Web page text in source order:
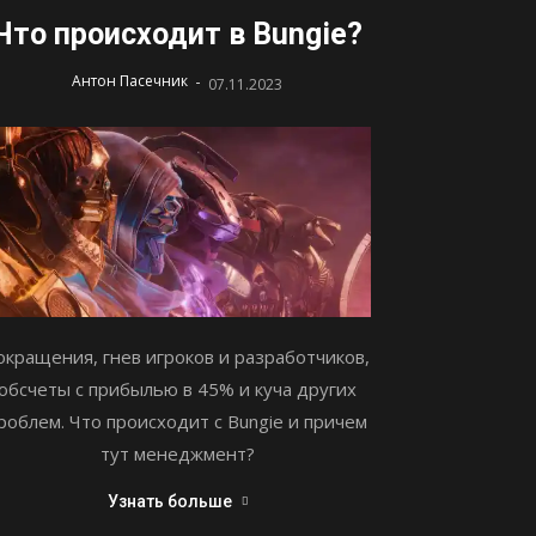
происходит в Bungie?
Антон Пасечник - 07.11.2023
гнев игроков и разработчиков,
с прибылью в 45% и куча других
Что происходит с Bungie и причем
тут менеджмент?
Узнать больше